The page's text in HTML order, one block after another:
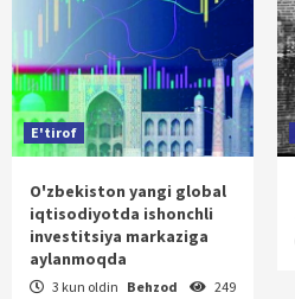
E'tirof
O'zbekiston yangi global
iqtisodiyotda ishonchli
investitsiya markaziga
aylanmoqda
3 kun oldin Behzod 249